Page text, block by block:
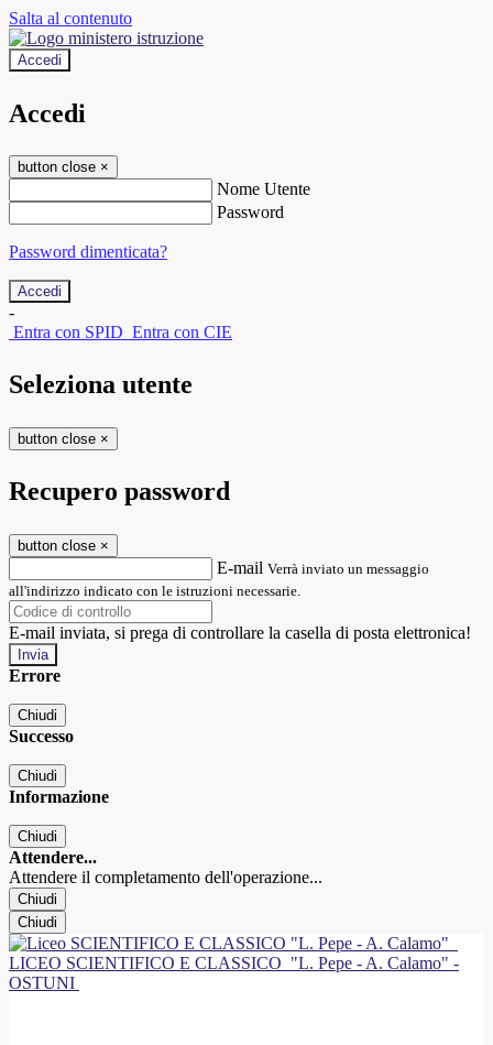
Salta al contenuto
Accedi
Accedi
button close ×
Nome Utente
Password
Password dimenticata?
-
Entra con SPID Entra con CIE
Seleziona utente
button close ×
Recupero password
button close ×
E-mail Verrà inviato un messaggio
all'indirizzo indicato con le istruzioni necessarie.
E-mail inviata, si prega di controllare la casella di posta elettronica!
Errore
Chiudi
Successo
Chiudi
Informazione
Chiudi
Attendere...
Attendere il completamento dell'operazione...
Chiudi
Chiudi
LICEO SCIENTIFICO E CLASSICO "L. Pepe - A. Calamo" -
OSTUNI